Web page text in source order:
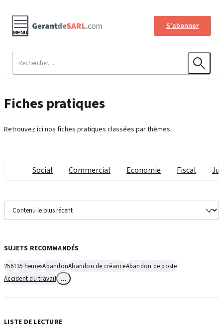
S'abonner
MENU
Fiches pratiques
Retrouvez ici nos fiches pratiques classées par thèmes.
Social Commercial Economie Fiscal
SUJETS RECOMMANDÉS
256135 heuresAbandonAbandon de créanceAbandon de poste
Accident du travail
LISTE DE LECTURE